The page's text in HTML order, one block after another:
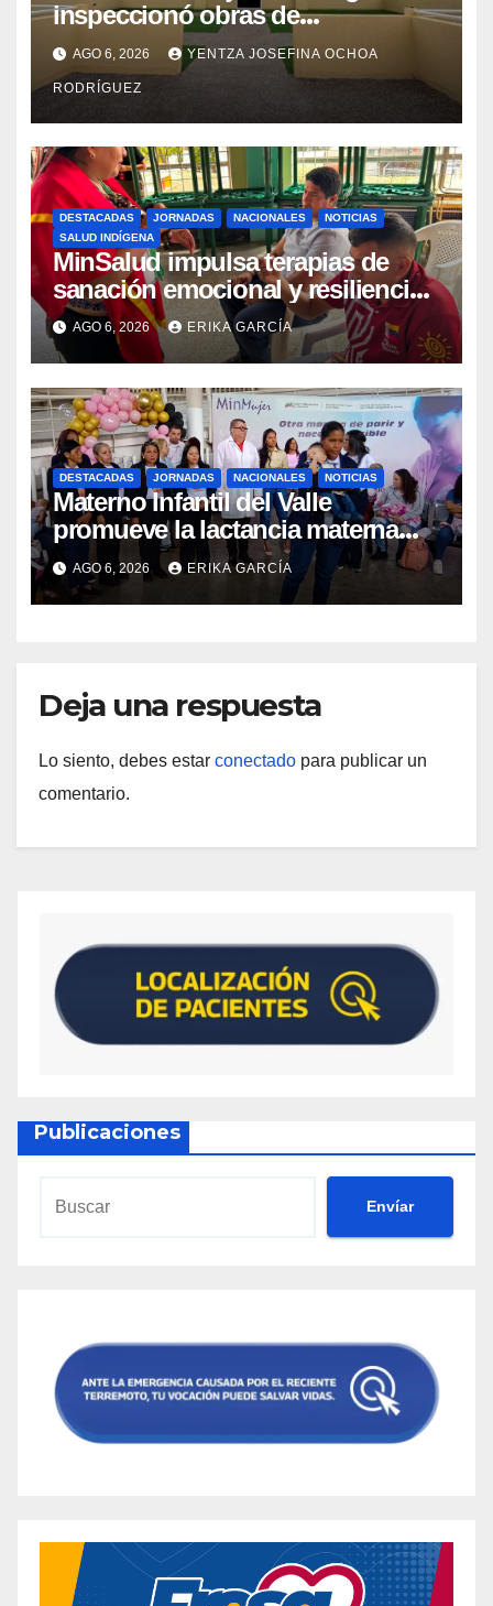
inspeccionó obras de
recuperación en la Maternidad
Integral Aragua
AGO 6, 2026 YENTZA JOSEFINA OCHOA
RODRÍGUEZ
DESTACADAS JORNADAS NACIONALES
NOTICIAS
SALUD INDÍGENA
MinSalud impulsa terapias de
sanación emocional y resiliencia
post-sismo junto a comunidades
indígenas en Caracas
AGO 6, 2026 ERIKA GARCÍA
DESTACADAS JORNADAS NACIONALES NOTICIAS
Materno Infantil del Valle
promueve la lactancia materna
como un inicio sostenible para la
vida
AGO 6, 2026 ERIKA GARCÍA
Deja una respuesta
Lo siento, debes estar conectado para publicar un
comentario.
Publicaciones
Envíar